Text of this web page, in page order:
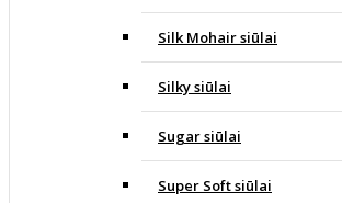
Silk Mohair siūlai
Silky siūlai
Sugar siūlai
Super Soft siūlai